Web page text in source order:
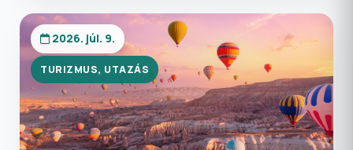
hosszabb körutazásokról, néhány egyszerű
óvintézkedéssel jelentősen csökkenthető a
kellemetlen meglepetések esélye.
2026. júl. 9.
TURIZMUS, UTAZÁS